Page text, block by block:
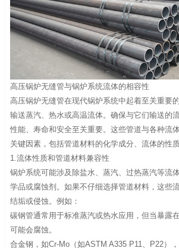
高压锅炉无缝管与锅炉系统流体的相容性
高压锅炉无缝管在现代锅炉系统中起着至关重要
输送蒸汽、热水或高温流体。确保与它们输送的
性能、寿命和安全至关重要。这些管道与各种流
关键因素，包括管道材料的化学成分、流体的性
1.流体性质和管道材料兼容性
锅炉系统可能涉及除盐水、蒸汽、过热蒸汽等流
学品或腐蚀剂。如果不仔细选择管道材料，这些
结垢或侵蚀。例如：
碳钢管通常用于标准蒸汽或热水应用，但当暴露
可能会腐蚀。
合金钢，如Cr-Mo（如ASTM A335 P11、P22）